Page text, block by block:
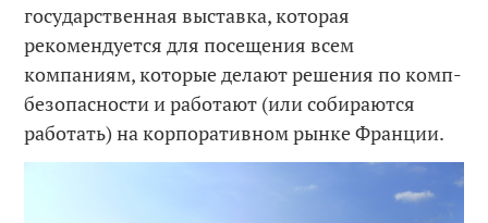
государственная выставка, которая
рекомендуется для посещения всем
компаниям, которые делают решения по комп-
безопасности и работают (или собираются
работать) на корпоративном рынке Франции.